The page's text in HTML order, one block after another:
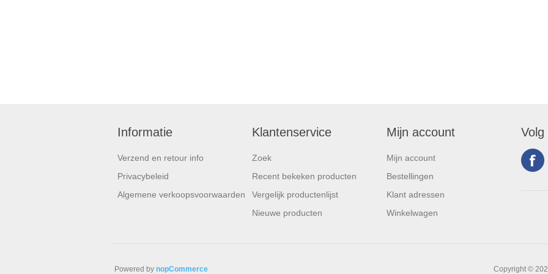
Informatie
Verzend en retour info
Privacybeleid
Algemene verkoopsvoorwaarden
Klantenservice
Zoek
Recent bekeken producten
Vergelijk productenlijst
Nieuwe producten
Mijn account
Mijn account
Bestellingen
Klant adressen
Winkelwagen
Volg
Copyright ©
Powered by nopCommerce